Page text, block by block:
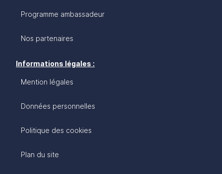
Programme ambassadeur
Nos partenaires
Informations légales :
Mention légales
Données personnelles
Politique des cookies
Plan du site